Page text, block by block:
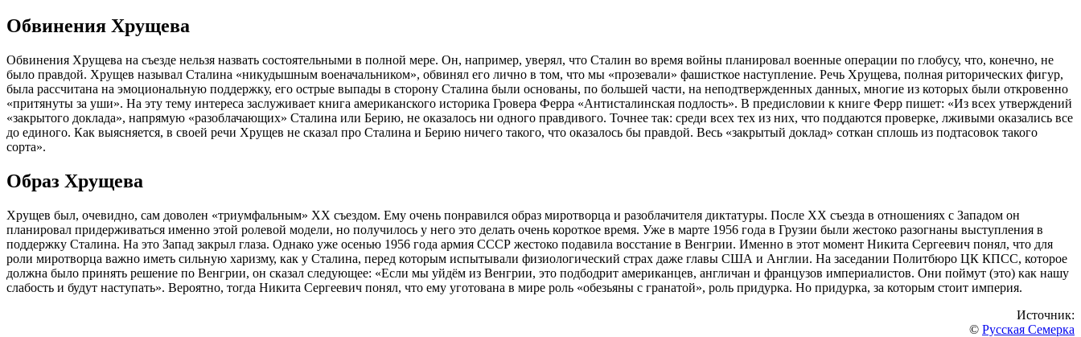
Обвинения Хрущева
Обвинения Хрущева на съезде нельзя назвать состоятельными в полной мере. Он, например, уверял, что Сталин во время войны планировал военные операции по глобусу, что, конечно, не
было правдой. Хрущев называл Сталина «никудышным военачальником», обвинял его лично в том, что мы «прозевали» фашисткое наступление. Речь Хрущева, полная риторических фигур,
была рассчитана на эмоциональную поддержку, его острые выпады в сторону Сталина были основаны, по большей части, на неподтвержденных данных, многие из которых были откровенно
«притянуты за уши». На эту тему интереса заслуживает книга американского историка Гровера Ферра «Антисталинская подлость». В предисловии к книге Ферр пишет: «Из всех утверждений
«закрытого доклада», напрямую «разоблачающих» Сталина или Берию, не оказалось ни одного правдивого. Точнее так: среди всех тех из них, что поддаются проверке, лживыми оказались все
до единого. Как выясняется, в своей речи Хрущев не сказал про Сталина и Берию ничего такого, что оказалось бы правдой. Весь «закрытый доклад» соткан сплошь из подтасовок такого
сорта».
Образ Хрущева
Хрущев был, очевидно, сам доволен «триумфальным» ХХ съездом. Ему очень понравился образ миротворца и разоблачителя диктатуры. После XX съезда в отношениях с Западом он
планировал придерживаться именно этой ролевой модели, но получилось у него это делать очень короткое время. Уже в марте 1956 года в Грузии были жестоко разогнаны выступления в
поддержку Сталина. На это Запад закрыл глаза. Однако уже осенью 1956 года армия СССР жестоко подавила восстание в Венгрии. Именно в этот момент Никита Сергеевич понял, что для
роли миротворца важно иметь сильную харизму, как у Сталина, перед которым испытывали физиологический страх даже главы США и Англии. На заседании Политбюро ЦК КПСС, которое
должна было принять решение по Венгрии, он сказал следующее: «Если мы уйдём из Венгрии, это подбодрит американцев, англичан и французов империалистов. Они поймут (это) как нашу
слабость и будут наступать». Вероятно, тогда Никита Сергеевич понял, что ему уготована в мире роль «обезьяны с гранатой», роль придурка. Но придурка, за которым стоит империя.
Источник:
© Русская Семерка